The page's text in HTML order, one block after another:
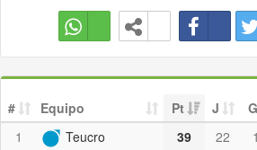
# Equipo Pt J G
1
Teucro 39 22